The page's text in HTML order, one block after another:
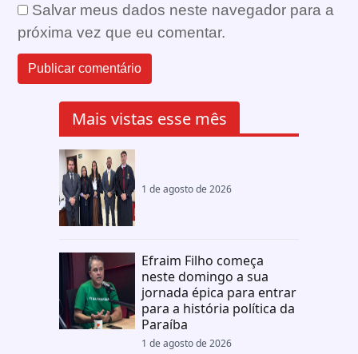
Salvar meus dados neste navegador para a
próxima vez que eu comentar.
Mais vistas esse mês
1 de agosto de 2026
Efraim Filho começa
neste domingo a sua
jornada épica para entrar
para a história política da
Paraíba
1 de agosto de 2026